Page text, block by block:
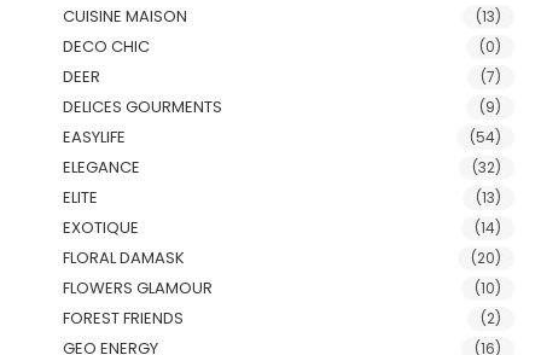
CUISINE MAISON (13)
DECO CHIC (0)
DEER (7)
DELICES GOURMENTS (9)
EASYLIFE (54)
ELEGANCE (32)
ELITE (13)
EXOTIQUE (14)
FLORAL DAMASK (20)
FLOWERS GLAMOUR (10)
FOREST FRIENDS (2)
GEO ENERGY (16)